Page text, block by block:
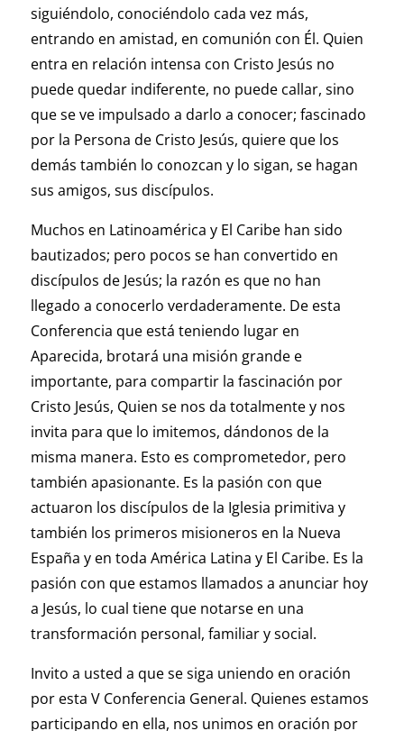
siguiéndolo, conociéndolo cada vez más,
entrando en amistad, en comunión con Él. Quien
entra en relación intensa con Cristo Jesús no
puede quedar indiferente, no puede callar, sino
que se ve impulsado a darlo a conocer; fascinado
por la Persona de Cristo Jesús, quiere que los
demás también lo conozcan y lo sigan, se hagan
sus amigos, sus discípulos.
Muchos en Latinoamérica y El Caribe han sido
bautizados; pero pocos se han convertido en
discípulos de Jesús; la razón es que no han
llegado a conocerlo verdaderamente. De esta
Conferencia que está teniendo lugar en
Aparecida, brotará una misión grande e
importante, para compartir la fascinación por
Cristo Jesús, Quien se nos da totalmente y nos
invita para que lo imitemos, dándonos de la
misma manera. Esto es comprometedor, pero
también apasionante. Es la pasión con que
actuaron los discípulos de la Iglesia primitiva y
también los primeros misioneros en la Nueva
España y en toda América Latina y El Caribe. Es la
pasión con que estamos llamados a anunciar hoy
a Jesús, lo cual tiene que notarse en una
transformación personal, familiar y social.
Invito a usted a que se siga uniendo en oración
por esta V Conferencia General. Quienes estamos
participando en ella, nos unimos en oración por